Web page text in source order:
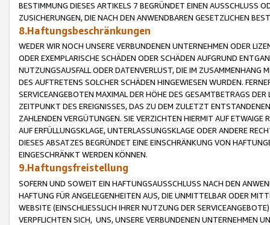
BESTIMMUNG DIESES ARTIKELS 7 BEGRÜNDET EINEN AUSSCHLUSS
ZUSICHERUNGEN, DIE NACH DEN ANWENDBAREN GESETZLICHEN
8.Haftungsbeschränkungen
WEDER WIR NOCH UNSERE VERBUNDENEN UNTERNEHMEN ODER
ODER EXEMPLARISCHE SCHÄDEN ODER SCHÄDEN AUFGRUND
NUTZUNGSAUSFALL ODER DATENVERLUST, DIE IM ZUSAMMENHANG
DES AUFTRETENS SOLCHER SCHÄDEN HINGEWIESEN WURDEN.
SERVICEANGEBOTEN MAXIMAL DER HÖHE DES GESAMTBETRAGS
ZEITPUNKT DES EREIGNISSES, DAS ZU DEM ZULETZT
ZAHLENDEN VERGÜTUNGEN. SIE VERZICHTEN HIERMIT AUF
AUF ERFÜLLUNGSKLAGE, UNTERLASSUNGSKLAGE ODER ANDERE
DIESES ABSATZES BEGRÜNDET EINE EINSCHRÄNKUNG VON
EINGESCHRÄNKT WERDEN KÖNNEN.
9.Haftungsfreistellung
SOFERN UND SOWEIT EIN HAFTUNGSAUSSCHLUSS NACH DEN
HAFTUNG FÜR ANGELEGENHEITEN AUS, DIE UNMITTELBAR ODER
WEBSITE (EINSCHLIESSLICH IHRER NUTZUNG DER
VERPFLICHTEN SICH, UNS, UNSERE VERBUNDENEN UNTERNEHMEN